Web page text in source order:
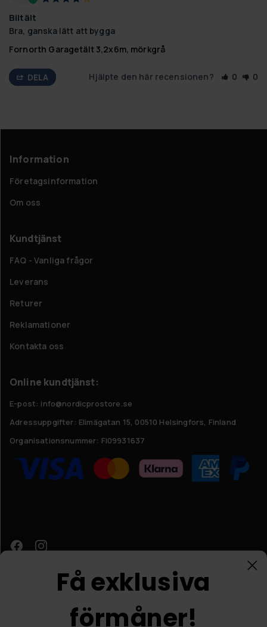
Biltält
Bra, ganska lätt att bygga
Fornorth Garagetält 3,2x6m, mörkgrå
DELA Hjälpte den här recensionen? 0 0
Information
Företagsinformation
Om oss
Kundtjänst
FAQ - Vanliga frågor
Leverans
Returer
Reklamationer
Kontakta oss
Online kundtjänst:
E-post: info@nordicprostore.se
Adressuppgifter: Elimägatan 15, 00510 Helsingfors, Finland
Organisationsnummer: FI09931637
Få exklusiva
förmåner!